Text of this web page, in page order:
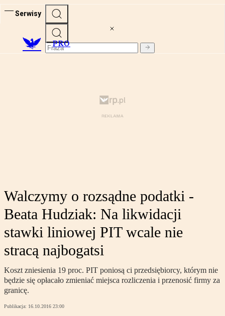
Serwisy
PRO
Walczymy o rozsądne podatki -
Beata Hudziak: Na likwidacji
stawki liniowej PIT wcale nie
stracą najbogatsi
Koszt zniesienia 19 proc. PIT poniosą ci przedsiębiorcy, którym nie
będzie się opłacało zmieniać miejsca rozliczenia i przenosić firmy za
granicę.
Publikacja: 16.10.2016 23:00